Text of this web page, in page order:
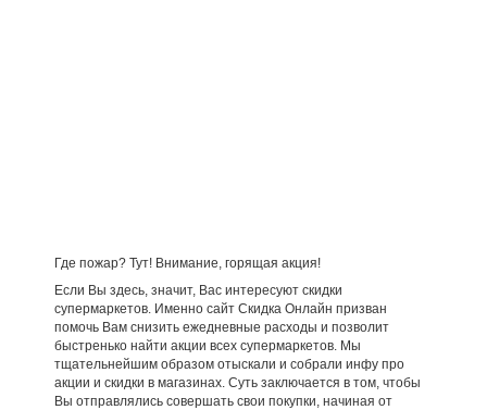
Где пожар? Тут! Внимание, горящая акция!
Если Вы здесь, значит, Вас интересуют скидки
супермаркетов. Именно сайт Скидка Онлайн призван
помочь Вам снизить ежедневные расходы и позволит
быстренько найти акции всех супермаркетов. Мы
тщательнейшим образом отыскали и собрали инфу про
акции и скидки в магазинах. Суть заключается в том, чтобы
Вы отправлялись совершать свои покупки, начиная от